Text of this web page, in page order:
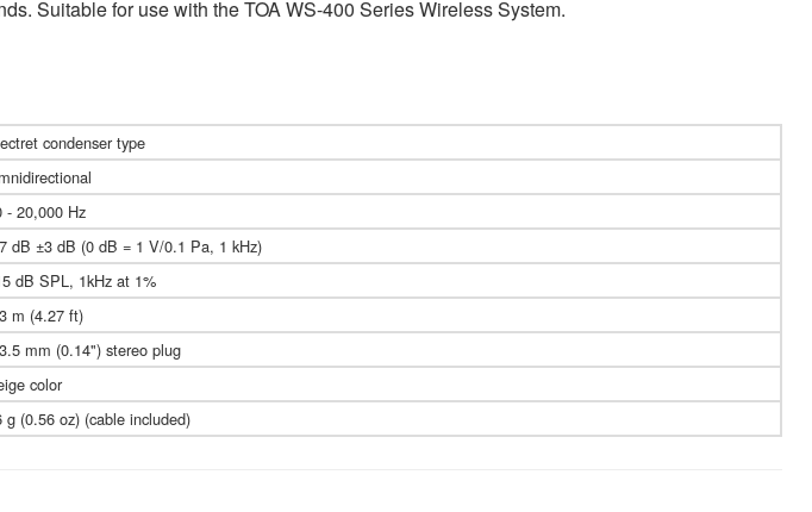
Suitable for use with the TOA WS-400 Series Wireless System.
condenser type
- 20,000 Hz
dB ±3 dB (0 dB = 1 V/0.1 Pa, 1 kHz)
dB SPL, 1kHz at 1%
m (4.27 ft)
mm (0.14") stereo plug
color
g (0.56 oz) (cable included)